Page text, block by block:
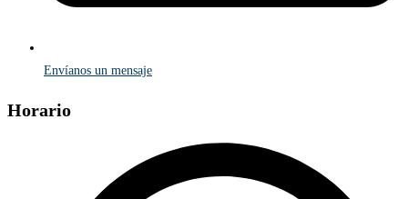
Envíanos un mensaje
Horario